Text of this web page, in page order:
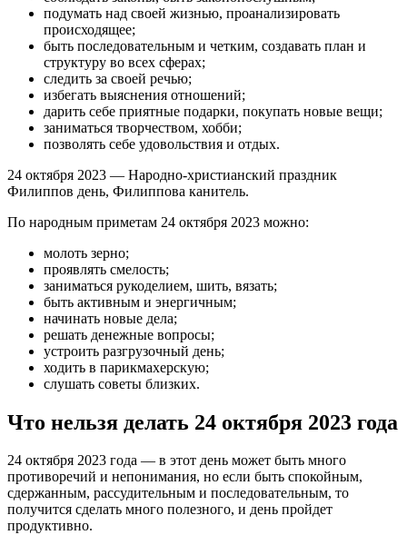
подумать над своей жизнью, проанализировать
происходящее;
быть последовательным и четким, создавать план и
структуру во всех сферах;
следить за своей речью;
избегать выяснения отношений;
дарить себе приятные подарки, покупать новые вещи;
заниматься творчеством, хобби;
позволять себе удовольствия и отдых.
24 октября 2023 — Народно-христианский праздник
Филиппов день, Филиппова канитель.
По народным приметам 24 октября 2023 можно:
молоть зерно;
проявлять смелость;
заниматься рукоделием, шить, вязать;
быть активным и энергичным;
начинать новые дела;
решать денежные вопросы;
устроить разгрузочный день;
ходить в парикмахерскую;
слушать советы близких.
Что нельзя делать 24 октября 2023 года
24 октября 2023 года — в этот день может быть много
противоречий и непонимания, но если быть спокойным,
сдержанным, рассудительным и последовательным, то
получится сделать много полезного, и день пройдет
продуктивно.